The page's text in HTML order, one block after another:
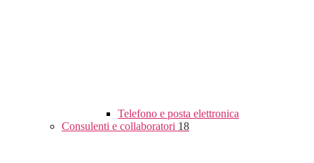
Telefono e posta elettronica
Consulenti e collaboratori 18